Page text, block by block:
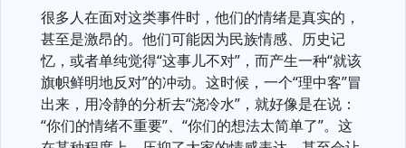
很多人在面对这类事件时，他们的情绪是真实的，
甚至是激昂的。他们可能因为民族情感、历史记
忆，或者单纯觉得“这事儿不对”，而产生一种“就该
旗帜鲜明地反对”的冲动。这时候，一个“理中客”冒
出来，用冷静的分析去“浇冷水”，就好像是在说：
“你们的情绪不重要”、“你们的想法太简单了”。这